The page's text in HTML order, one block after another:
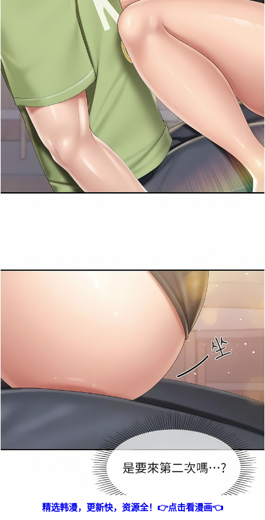
精选韩漫，更新快，资源全！👉点击看漫画👈